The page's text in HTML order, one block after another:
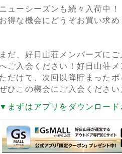
ューシーズンも続々入荷中！
得な機会にどうぞお買い求め
だ、好日山荘メンバーズに
ご入会ください！好日山荘
だけて、次回以降貯まった
ひこの機会にご入会ください
まずはアプリをダウンロード